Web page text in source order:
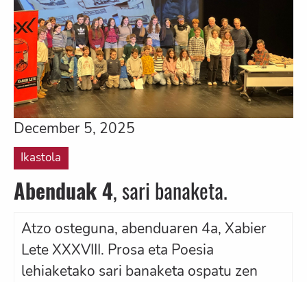
December 5, 2025
Ikastola
Abenduak 4, sari banaketa.
Atzo osteguna, abenduaren 4a, Xabier
Lete XXXVIII. Prosa eta Poesia
lehiaketako sari banaketa ospatu zen